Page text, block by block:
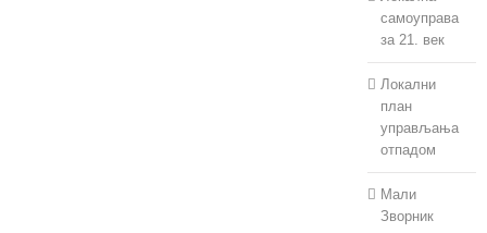
самоуправа
за 21. век
Локални
план
управљања
отпадом
Мали
Зворник